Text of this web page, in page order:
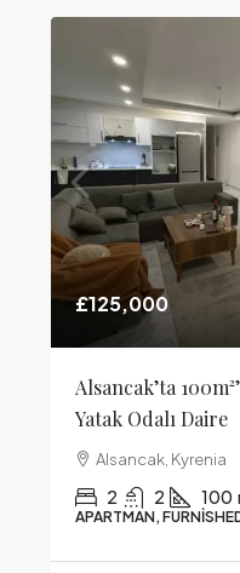
£125,000
Alsancak’ta
Yatak Odalı Daire
Alsancak, Kyrenia
2 2 100
APARTMAN,